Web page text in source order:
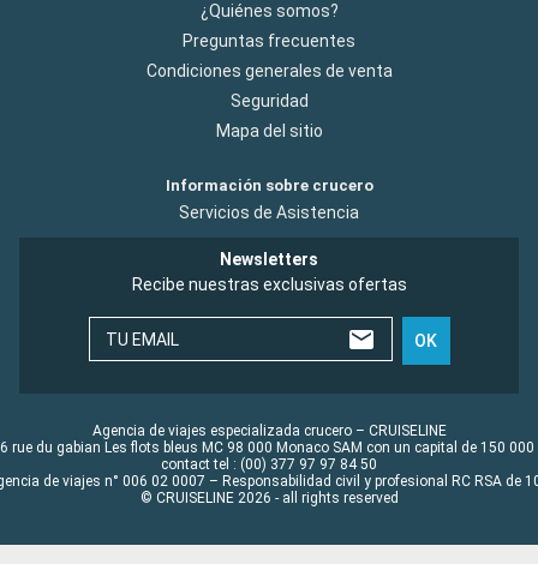
¿Quiénes somos?
Preguntas frecuentes
Condiciones generales de venta
Seguridad
Mapa del sitio
Información sobre crucero
Servicios de Asistencia
Newsletters
Recibe nuestras exclusivas ofertas
TU EMAIL OK
Agencia de viajes especializada crucero – CRUISELINE
rue du gabian Les flots bleus MC 98 000 Monaco SAM con un capital de 150 000
contact tel : (00) 377 97 97 84 50
de viajes n° 006 02 0007 – Responsabilidad civil y profesional RC RSA de
© CRUISELINE 2026 - all rights reserved